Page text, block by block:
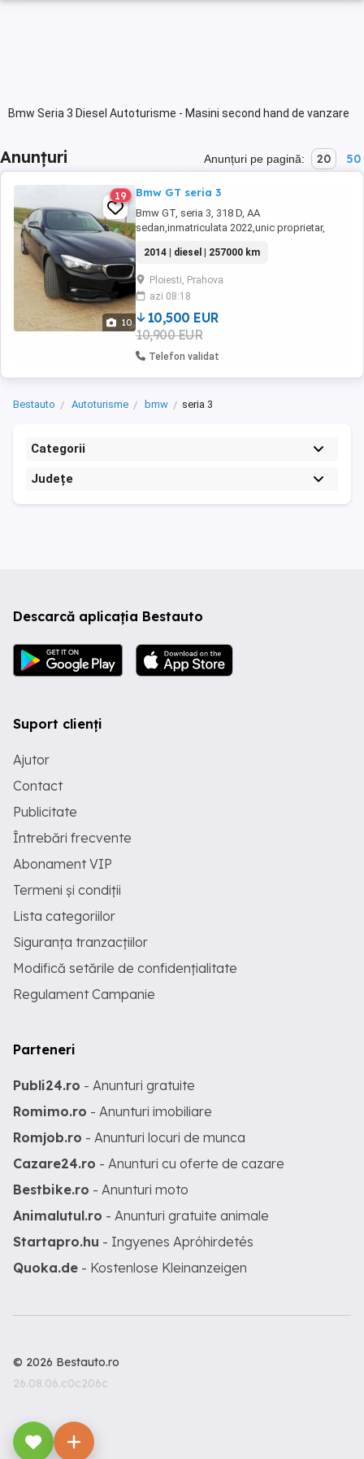
Bmw Seria 3 Diesel Autoturisme - Masini second hand de vanzare
Anunțuri Anunțuri pe pagină: 20 50
10
19 Bmw GT seria 3
Bmw GT, seria 3, 318 D, AA
sedan,inmatriculata 2022,unic proprietar,
blue), 143 cp, cutie viteza 6+1,km
257000verificabili, unic proprietar Belgia,
(adusa la recomandare direct de la proprietar,
a nu se compara cu masinile din parc),
distributie in fata pe ...
2014 | diesel | 257000 km
Ploiesti, Prahova
azi 08:18
10,500 EUR
10,900 EUR
Telefon validat
Bestauto Autoturisme bmw seria 3
Categorii
Județe
Descarcă aplicația Bestauto
Suport clienți
Ajutor
Contact
Publicitate
Întrebări frecvente
Abonament VIP
Termeni și condiții
Lista categoriilor
Siguranța tranzacțiilor
Modifică setările de confidențialitate
Regulament Campanie
Parteneri
Publi24.ro - Anunturi gratuite
Romimo.ro - Anunturi imobiliare
Romjob.ro - Anunturi locuri de munca
Cazare24.ro - Anunturi cu oferte de cazare
Bestbike.ro - Anunturi moto
Animalutul.ro - Anunturi gratuite animale
Startapro.hu - Ingyenes Apróhirdetés
Quoka.de - Kostenlose Kleinanzeigen
© 2026 Bestauto.ro
26.08.06.c0c206c